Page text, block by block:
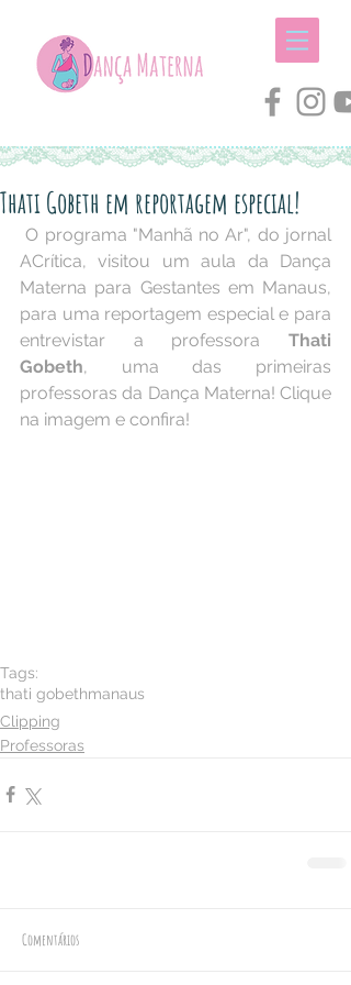
Thati Gobeth em reportagem especial!
O programa "Manhã no Ar", do jornal
ACrítica, visitou um aula da Dança
Materna para Gestantes em Manaus,
para uma reportagem especial e para
entrevistar a professora Thati
Gobeth, uma das primeiras
professoras da Dança Materna! Clique
na imagem e confira!
Tags:
thati gobethmanaus
Clipping
Professoras
Comentários